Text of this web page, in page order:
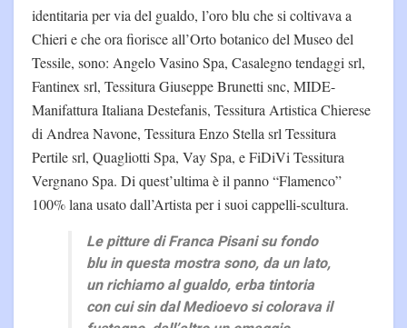
identitaria per via del gualdo, l’oro blu che si coltivava a
Chieri e che ora fiorisce all’Orto botanico del Museo del
Tessile, sono: Angelo Vasino Spa, Casalegno tendaggi srl,
Fantinex srl, Tessitura Giuseppe Brunetti snc, MIDE-
Manifattura Italiana Destefanis, Tessitura Artistica Chierese
di Andrea Navone, Tessitura Enzo Stella srl Tessitura
Pertile srl, Quagliotti Spa, Vay Spa, e FiDiVi Tessitura
Vergnano Spa. Di quest’ultima è il panno “Flamenco”
100% lana usato dall’Artista per i suoi cappelli-scultura.
Le pitture di Franca Pisani su fondo
blu in questa mostra sono, da un lato,
un richiamo al gualdo, erba tintoria
con cui sin dal Medioevo si colorava il